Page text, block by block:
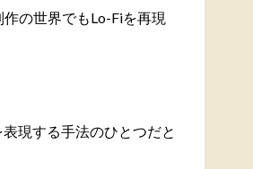
の世界でもLo-Fiを再現
現する手法のひとつだと